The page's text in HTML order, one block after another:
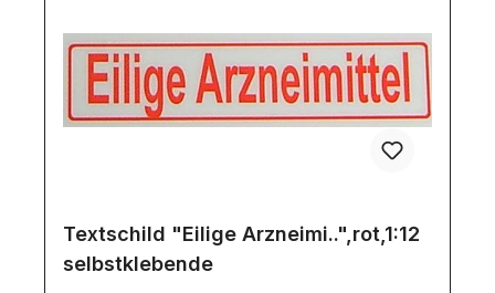
Textschild "Eilige Arzneimi..",rot,1:12
selbstklebende